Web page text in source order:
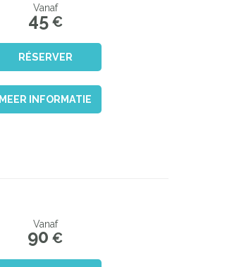
Vanaf
45€
RÉSERVER
MEER INFORMATIE
Vanaf
90 €